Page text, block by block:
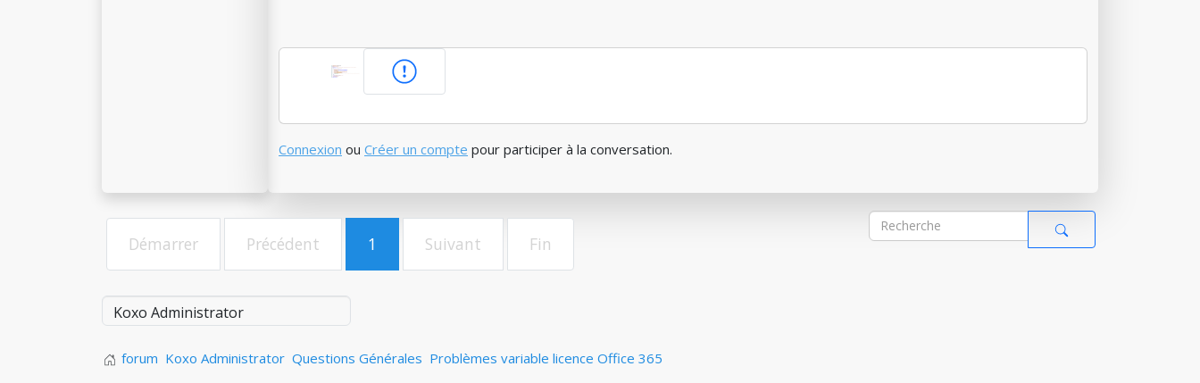
Connexion ou Créer un compte pour participer à la conversation.
Démarrer Précédent 1 Suivant Fin
forum Koxo Administrator Questions Générales Problèmes variable licence Office 365